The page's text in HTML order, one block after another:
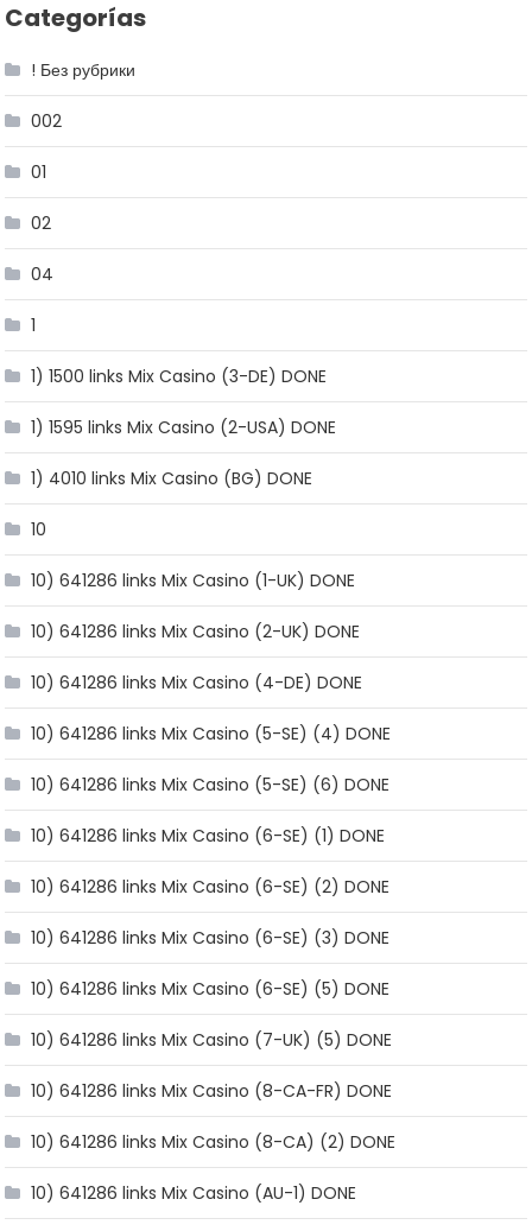
Categorías
! Без рубрики
002
01
02
04
1
1) 1500 links Mix Casino (3-DE) DONE
1) 1595 links Mix Casino (2-USA) DONE
1) 4010 links Mix Casino (BG) DONE
10
10) 641286 links Mix Casino (1-UK) DONE
10) 641286 links Mix Casino (2-UK) DONE
10) 641286 links Mix Casino (4-DE) DONE
10) 641286 links Mix Casino (5-SE) (4) DONE
10) 641286 links Mix Casino (5-SE) (6) DONE
10) 641286 links Mix Casino (6-SE) (1) DONE
10) 641286 links Mix Casino (6-SE) (2) DONE
10) 641286 links Mix Casino (6-SE) (3) DONE
10) 641286 links Mix Casino (6-SE) (5) DONE
10) 641286 links Mix Casino (7-UK) (5) DONE
10) 641286 links Mix Casino (8-CA-FR) DONE
10) 641286 links Mix Casino (8-CA) (2) DONE
10) 641286 links Mix Casino (AU-1) DONE